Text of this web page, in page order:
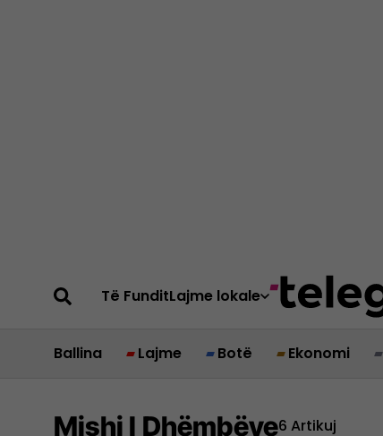
Të FunditLajme lokale
Ballina Lajme Botë Ekonomi
Mishi I Dhëmbëve6 Artikuj